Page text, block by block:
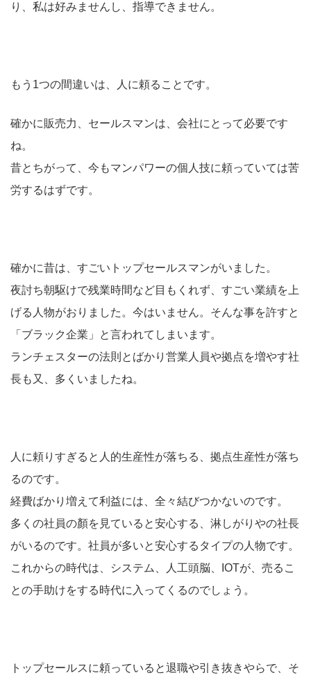
り、私は好みませんし、指導できません。
もう1つの間違いは、人に頼ることです。
確かに販売力、セールスマンは、会社にとって必要です
ね。
昔とちがって、今もマンパワーの個人技に頼っていては苦
労するはずです。
確かに昔は、すごいトップセールスマンがいました。
夜討ち朝駆けで残業時間など目もくれず、すごい業績を上
げる人物がおりました。今はいません。そんな事を許すと
「ブラック企業」と言われてしまいます。
ランチェスターの法則とばかり営業人員や拠点を増やす社
長も又、多くいましたね。
人に頼りすぎると人的生産性が落ちる、拠点生産性が落ち
るのです。
経費ばかり増えて利益には、全々結びつかないのです。
多くの社員の顏を見ていると安心する、淋しがりやの社長
がいるのです。社員が多いと安心するタイプの人物です。
これからの時代は、システム、人工頭脳、IOTが、売るこ
との手助けをする時代に入ってくるのでしょう。
トップセールスに頼っていると退職や引き抜きやらで、そ